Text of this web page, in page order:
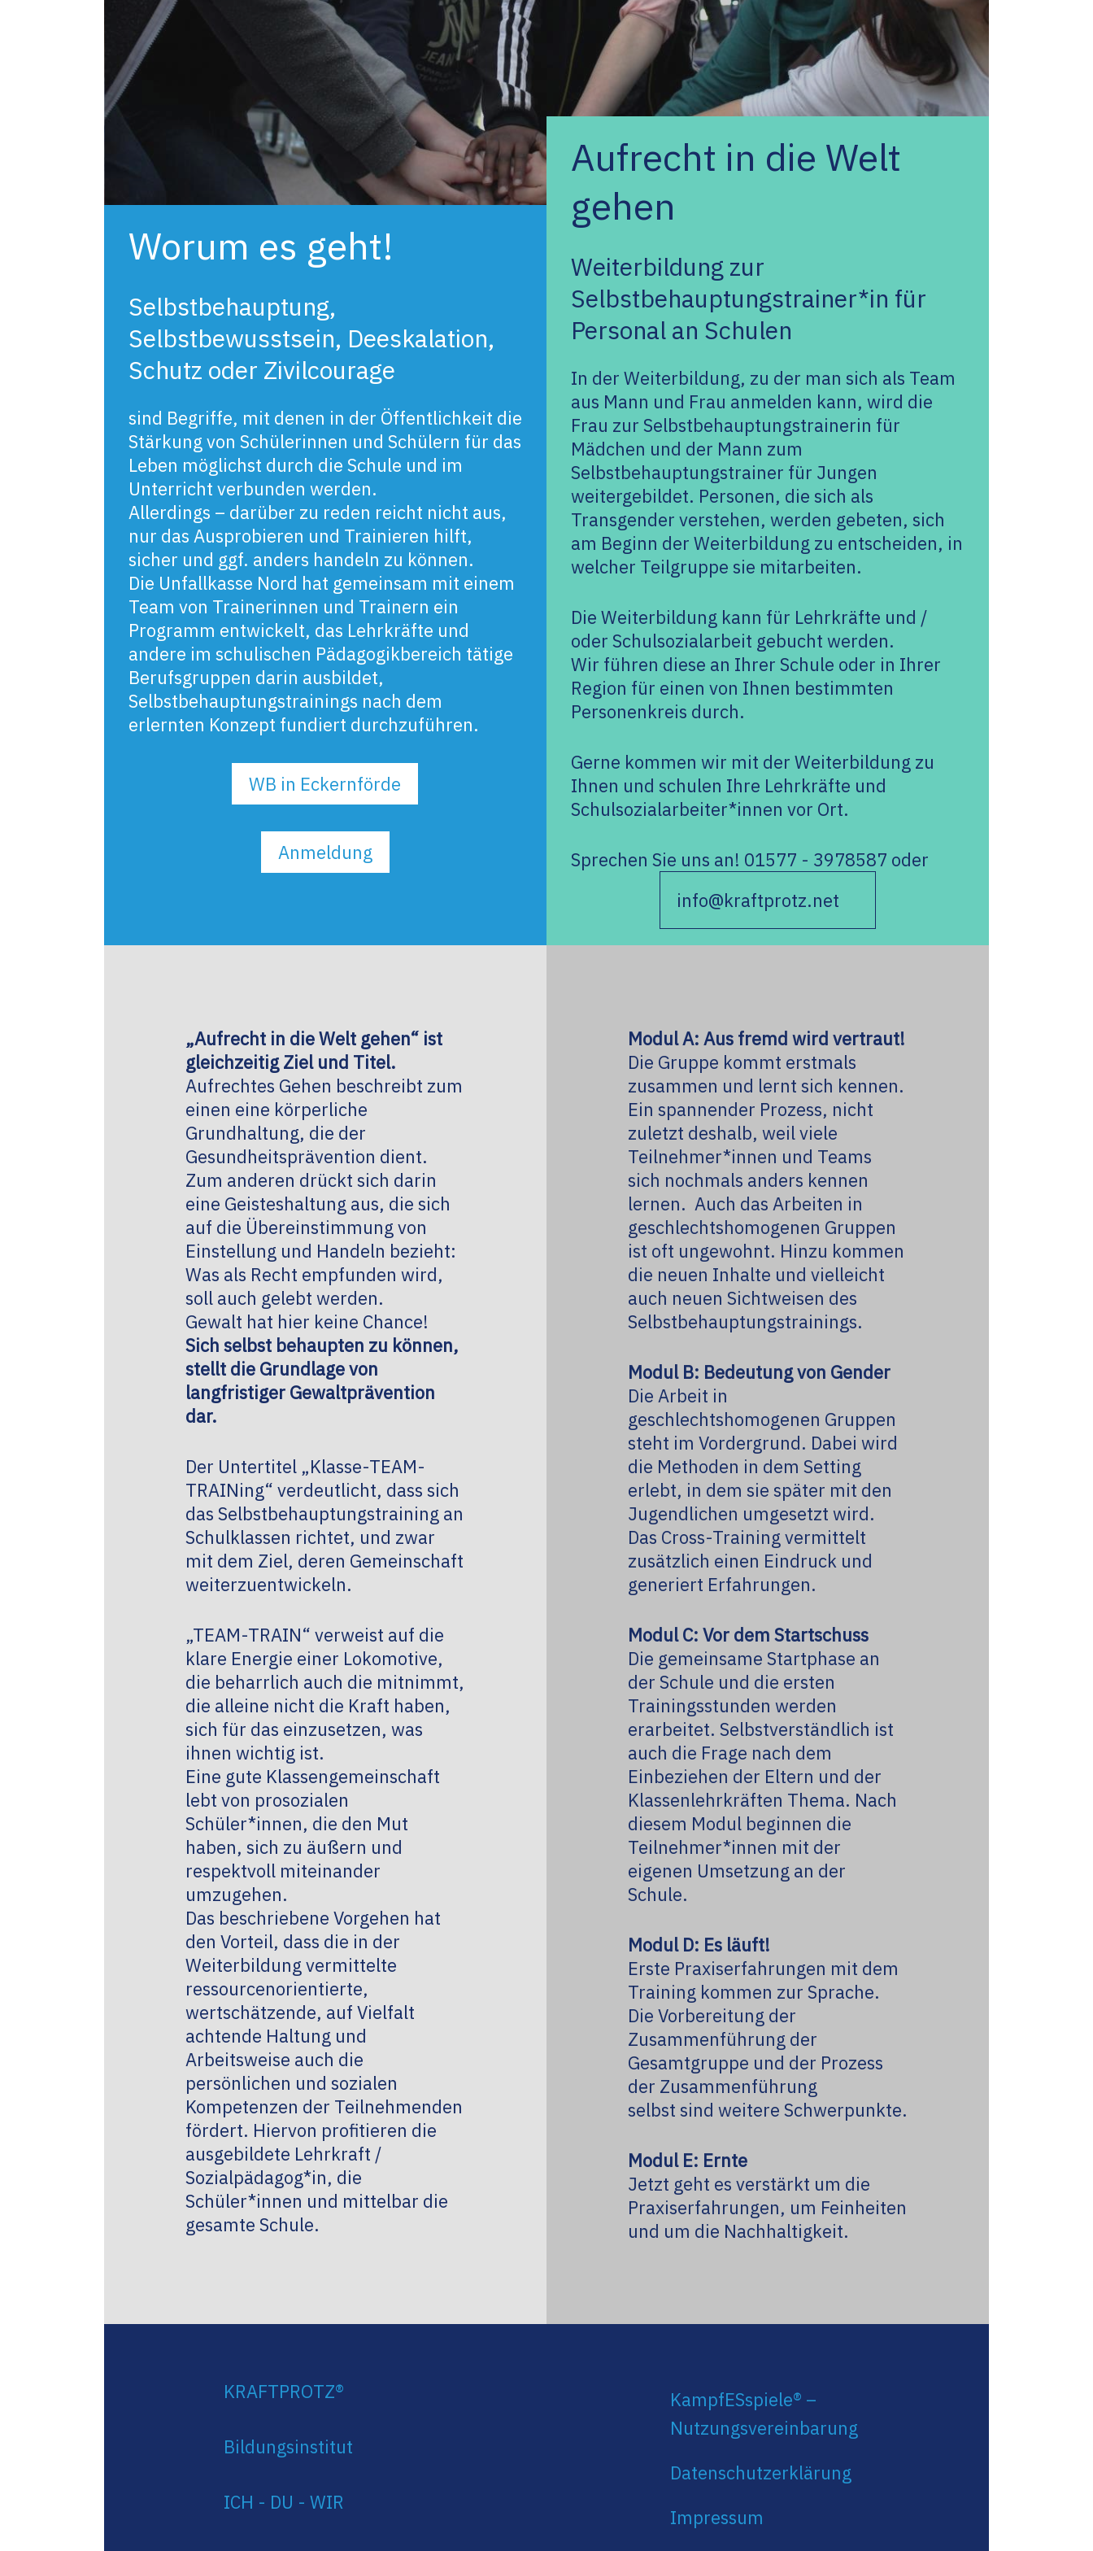
Worum es geht!
Selbstbehauptung,
Selbstbewusstsein, Deeskalation,
Schutz oder Zivilcourage
sind Begriffe, mit denen in der Öffentlichkeit die
Stärkung von Schülerinnen und Schülern für das
Leben möglichst durch die Schule und im
Unterricht verbunden werden.
Allerdings – darüber zu reden reicht nicht aus,
nur das Ausprobieren und Trainieren hilft,
sicher und ggf. anders handeln zu können.
Die Unfallkasse Nord hat gemeinsam mit einem
Team von Trainerinnen und Trainern ein
Programm entwickelt, das Lehrkräfte und
andere im schulischen Pädagogikbereich tätige
Berufsgruppen darin ausbildet,
Selbstbehauptungstrainings nach dem
erlernten Konzept fundiert durchzuführen.
WB in Eckernförde
Anmeldung
Aufrecht in die Welt
gehen
Weiterbildung zur
Selbstbehauptungstrainer*in für
Personal an Schulen
In der Weiterbildung, zu der man sich als Team
aus Mann und Frau anmelden kann, wird die
Frau zur Selbstbehauptungstrainerin für
Mädchen und der Mann zum
Selbstbehauptungstrainer für Jungen
weitergebildet. Personen, die sich als
Transgender verstehen, werden gebeten, sich
am Beginn der Weiterbildung zu entscheiden, in
welcher Teilgruppe sie mitarbeiten.
Die Weiterbildung kann für Lehrkräfte und /
oder Schulsozialarbeit gebucht werden.
Wir führen diese an Ihrer Schule oder in Ihrer
Region für einen von Ihnen bestimmten
Personenkreis durch.
Gerne kommen wir mit der Weiterbildung zu
Ihnen und schulen Ihre Lehrkräfte und
Schulsozialarbeiter*innen vor Ort.
Sprechen Sie uns an! 01577 - 3978587 oder
info@kraftprotz.net
„Aufrecht in die Welt gehen“ ist
gleichzeitig Ziel und Titel.
Aufrechtes Gehen beschreibt zum
einen eine körperliche
Grundhaltung, die der
Gesundheitsprävention dient.
Zum anderen drückt sich darin
eine Geisteshaltung aus, die sich
auf die Übereinstimmung von
Einstellung und Handeln bezieht:
Was als Recht empfunden wird,
soll auch gelebt werden.
Gewalt hat hier keine Chance!
Sich selbst behaupten zu können,
stellt die Grundlage von
langfristiger Gewaltprävention
dar.
Der Untertitel „Klasse-TEAM-
TRAINing“ verdeutlicht, dass sich
das Selbstbehauptungstraining an
Schulklassen richtet, und zwar
mit dem Ziel, deren Gemeinschaft
weiterzuentwickeln.
„TEAM-TRAIN“ verweist auf die
klare Energie einer Lokomotive,
die beharrlich auch die mitnimmt,
die alleine nicht die Kraft haben,
sich für das einzusetzen, was
ihnen wichtig ist.
Eine gute Klassengemeinschaft
lebt von prosozialen
Schüler*innen, die den Mut
haben, sich zu äußern und
respektvoll miteinander
umzugehen.
Das beschriebene Vorgehen hat
den Vorteil, dass die in der
Weiterbildung vermittelte
ressourcenorientierte,
wertschätzende, auf Vielfalt
achtende Haltung und
Arbeitsweise auch die
persönlichen und sozialen
Kompetenzen der Teilnehmenden
fördert. Hiervon profitieren die
ausgebildete Lehrkraft /
Sozialpädagog*in, die
Schüler*innen und mittelbar die
gesamte Schule.
Modul A: Aus fremd wird vertraut!
Die Gruppe kommt erstmals
zusammen und lernt sich kennen.
Ein spannender Prozess, nicht
zuletzt deshalb, weil viele
Teilnehmer*innen und Teams
sich nochmals anders kennen
lernen. Auch das Arbeiten in
geschlechtshomogenen Gruppen
ist oft ungewohnt. Hinzu kommen
die neuen Inhalte und vielleicht
auch neuen Sichtweisen des
Selbstbehauptungstrainings.
Modul B: Bedeutung von Gender
Die Arbeit in
geschlechtshomogenen Gruppen
steht im Vordergrund. Dabei wird
die Methoden in dem Setting
erlebt, in dem sie später mit den
Jugendlichen umgesetzt wird.
Das Cross-Training vermittelt
zusätzlich einen Eindruck und
generiert Erfahrungen.
Modul C: Vor dem Startschuss
Die gemeinsame Startphase an
der Schule und die ersten
Trainingsstunden werden
erarbeitet. Selbstverständlich ist
auch die Frage nach dem
Einbeziehen der Eltern und der
Klassenlehrkräften Thema. Nach
diesem Modul beginnen die
Teilnehmer*innen mit der
eigenen Umsetzung an der
Schule.
Modul D: Es läuft!
Erste Praxiserfahrungen mit dem
Training kommen zur Sprache.
Die Vorbereitung der
Zusammenführung der
Gesamtgruppe und der Prozess
der Zusammenführung
selbst sind weitere Schwerpunkte.
Modul E: Ernte
Jetzt geht es verstärkt um die
Praxiserfahrungen, um Feinheiten
und um die Nachhaltigkeit.
KRAFTPROTZ®
Bildungsinstitut
ICH - DU - WIR
KampfESspiele® –
Nutzungsvereinbarung
Datenschutzerklärung
Impressum